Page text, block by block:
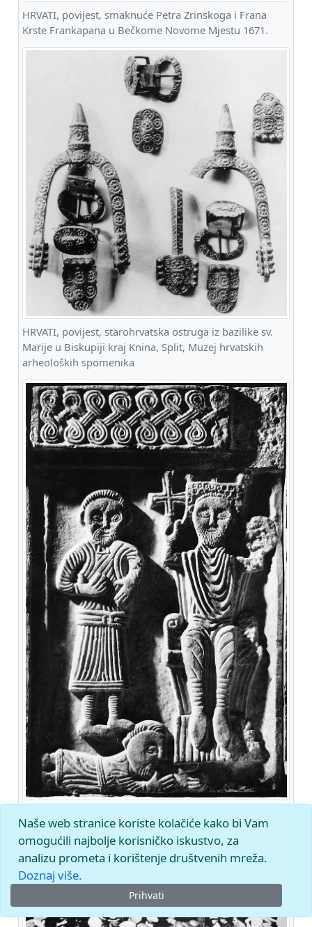
HRVATI, povijest, smaknuće Petra Zrinskoga i Frana
Krste Frankapana u Bečkome Novome Mjestu 1671.
HRVATI, povijest, starohrvatska ostruga iz bazilike sv.
Marije u Biskupiji kraj Knina, Split, Muzej hrvatskih
arheoloških spomenika
vladara, krstionica katedrale u Splitu
Naše web stranice koriste kolačiće kako bi Vam
omogućili najbolje korisničko iskustvo, za
analizu prometa i korištenje društvenih mreža.
Doznaj više.
Prihvati